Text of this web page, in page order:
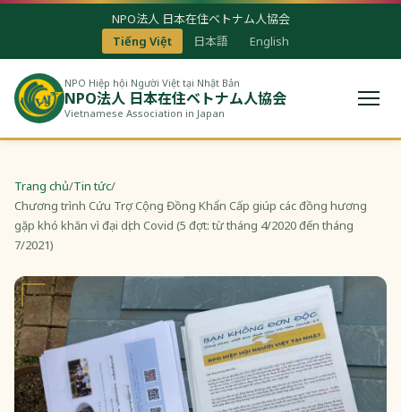
NPO法人 日本在住ベトナム人協会
Tiếng Việt
日本語 English
NPO Hiệp hội Người Việt tại Nhật Bản
NPO法人 日本在住ベトナム人協会
Vietnamese Association in Japan
Trang chủ/Tin tức/
Chương trình Cứu Trợ Cộng Đồng Khẩn Cấp giúp các đồng hương
gặp khó khăn vì đại dịch Covid (5 đợt: từ tháng 4/2020 đến tháng
7/2021)